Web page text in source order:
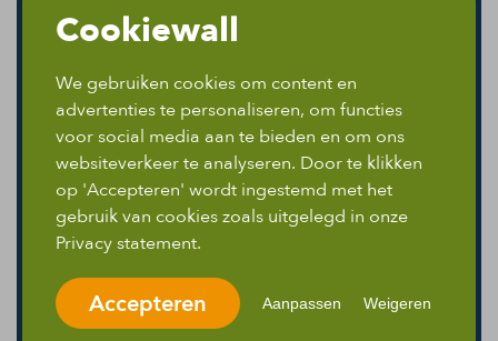
Bouw: je ontwerpt elektrische systemen voor
gebouwen, zoals verlichting. Ook werk je aan
slimme gebouwen en/of het automatiseren van
huizen.
Lucht- en ruimtevaart: het ontwikkelen van
elektrische en elektronische systemen voor
vliegtuigen, ruimtevaartuigen en satellieten. Ook
werk je aan navigatie- en
communicatieapparatuur voor deze branche.
Defensie:in deze branche ontwikkel je
Cookiewall
We gebruiken cookies om content en
advertenties te personaliseren, om functies
voor social media aan te bieden en om ons
websiteverkeer te analyseren. Door te klikken
op 'Accepteren' wordt ingestemd met het
gebruik van cookies zoals uitgelegd in onze
Privacy statement.
Aanpassen Weigeren
Accepteren